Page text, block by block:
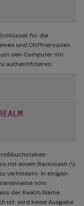
für die
und Chiffriersuiten
um den Computer mit
authentifizieren:
mit einem Backslash (\)
verhindern. In einigen
vom
der Realm-Name
ist, wird keine Ausgabe